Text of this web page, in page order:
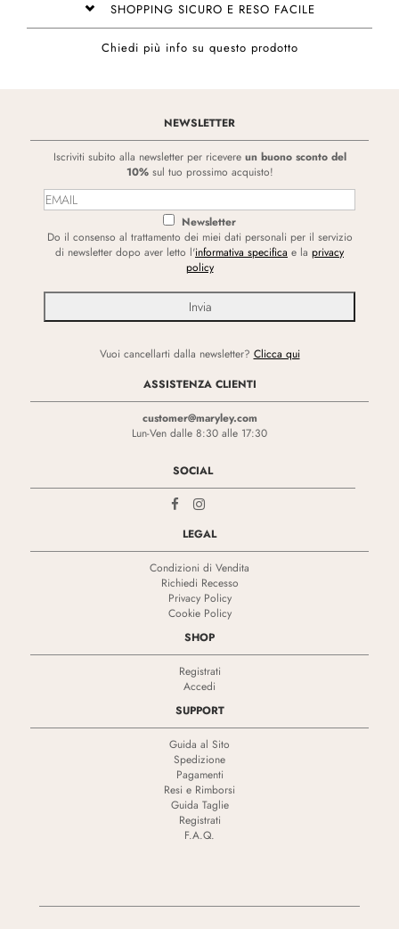
SHOPPING SICURO E RESO FACILE
Chiedi più info su questo prodotto
NEWSLETTER
Iscriviti subito alla newsletter per ricevere un buono sconto del
10%sul tuo prossimo acquisto!
Newsletter
Do il consenso al trattamento dei miei dati personali per il servizio
di newsletter dopo aver letto l'informativa specifica e la privacy
policy
Vuoi cancellarti dalla newsletter? Clicca qui
ASSISTENZA CLIENTI
customer@maryley.com
Lun-Ven dalle 8:30 alle 17:30
SOCIAL
LEGAL
Condizioni di Vendita
Richiedi Recesso
Privacy Policy
Cookie Policy
SHOP
Registrati
Accedi
SUPPORT
Guida al Sito
Spedizione
Pagamenti
Resi e Rimborsi
Guida Taglie
Registrati
F.A.Q.